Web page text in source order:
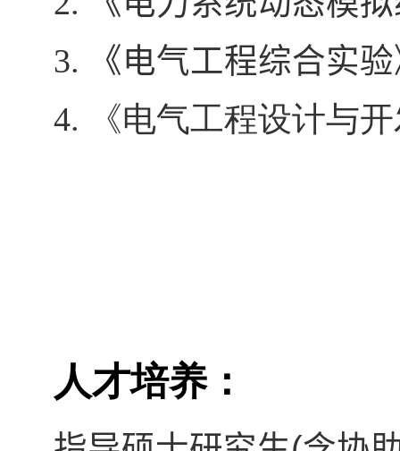
3. 《电气工程综合实验
4. 《电气工程设计与
人才培养：